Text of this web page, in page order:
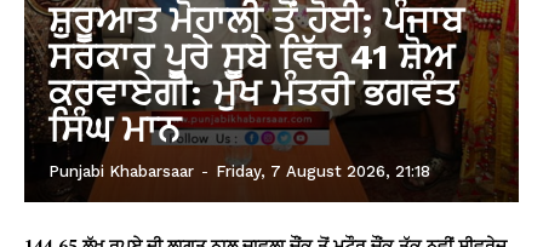
ਸ਼ੁਰੂਆਤ ਮੋਹਾਲੀ ਤੋਂ ਹੋਈ; ਪੰਜਾਬ
ਸਰਕਾਰ ਪੂਰੇ ਸੂਬੇ ਵਿੱਚ 41 ਸ਼ੋਅ
ਕਰਵਾਏਗੀ: ਮੁੱਖ ਮੰਤਰੀ ਭਗਵੰਤ
ਸਿੰਘ ਮਾਨ
Punjabi Khabarsaar - Friday, 7 August 2026, 21:18